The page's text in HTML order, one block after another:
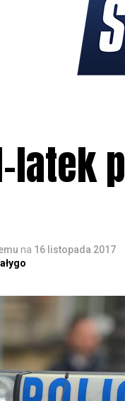
latek
na 16 listopada 2017